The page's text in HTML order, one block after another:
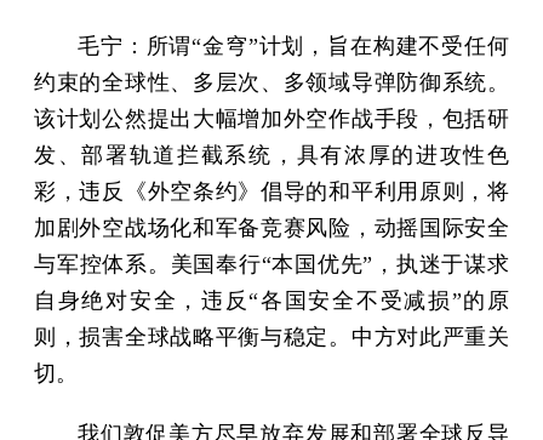
毛宁：所谓“金穹”计划，旨在构建不受任何
约束的全球性、多层次、多领域导弹防御系统。
该计划公然提出大幅增加外空作战手段，包括研
发、部署轨道拦截系统，具有浓厚的进攻性色
彩，违反《外空条约》倡导的和平利用原则，将
加剧外空战场化和军备竞赛风险，动摇国际安全
与军控体系。美国奉行“本国优先”，执迷于谋求
自身绝对安全，违反“各国安全不受减损”的原
则，损害全球战略平衡与稳定。中方对此严重关
切。
我们敦促美方尽早放弃发展和部署全球反导